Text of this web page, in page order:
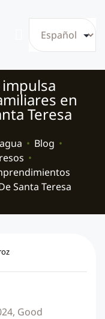
en
Teresa
• Blog •
•
Santa Teresa
Good